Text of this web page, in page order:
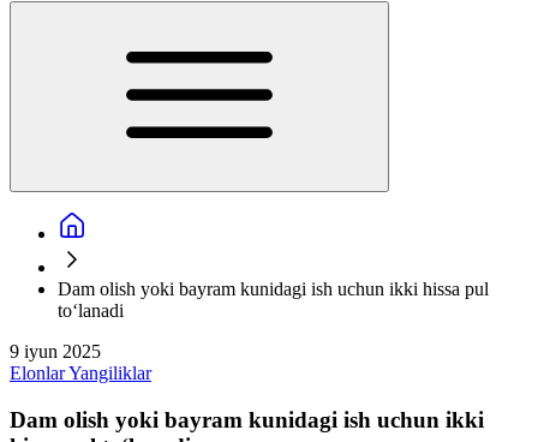
Dam olish yoki bayram kunidagi ish uchun ikki hissa pul
to‘lanadi
9 iyun 2025
ElonlarYangiliklar
Dam olish yoki bayram kunidagi ish uchun ikki